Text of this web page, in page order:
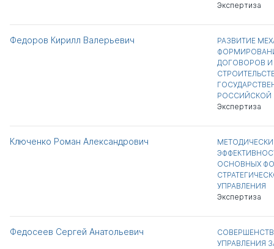
Экспертиза
Федоров Кирилл Валерьевич
РАЗВИТИЕ
ДОГОВОРОВ И
РОССИЙСКОЙ
Экспертиза
Ключенко Роман Александрович
ОСНОВНЫХ
УПРАВЛЕНИЯ
Экспертиза
Федосеев Сергей Анатольевич
УПРАВЛЕНИЯ